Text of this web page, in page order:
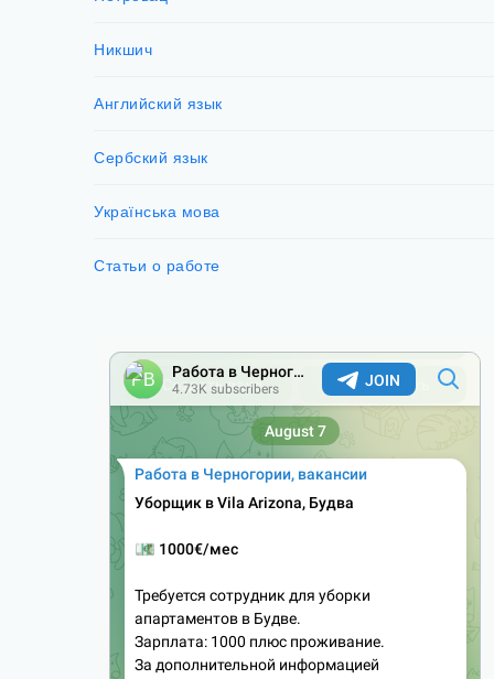
Никшич
Английский язык
Сербский язык
Українська мова
Статьи о работе